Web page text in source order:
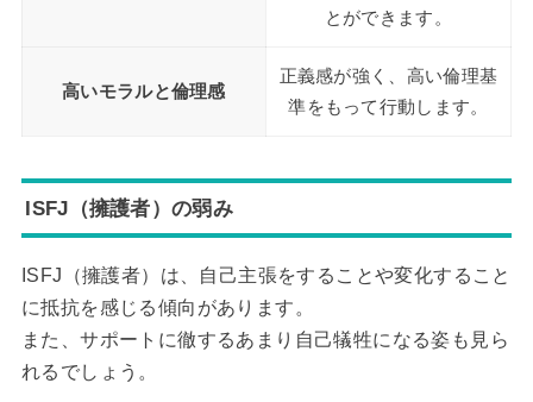
とができます。
高いモラルと倫理感
正義感が強く、高い倫理基
準をもって行動します。
ISFJ（擁護者）の弱み
ISFJ（擁護者）は、自己主張をすることや変化すること
に抵抗を感じる傾向があります。
また、サポートに徹するあまり自己犠牲になる姿も見ら
れるでしょう。